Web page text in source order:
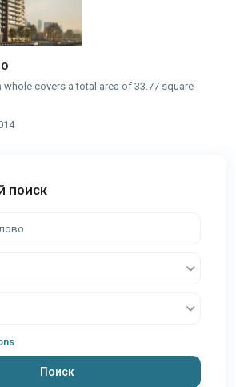
whole covers a total area of 33.77 square
поиск
Поиск